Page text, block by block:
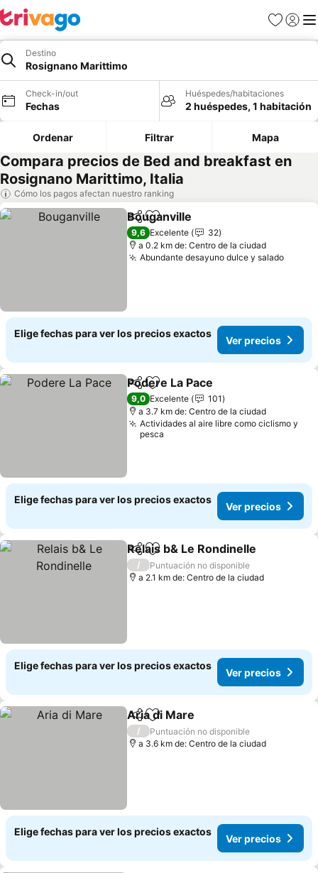
Favoritos
Iniciar
Destino
Rosignano Marittimo
Check-in/out
Fechas
Huéspedes/habitaciones
2 huéspedes, 1 habitación
Ordenar Filtrar Mapa
Compara precios de Bed and breakfast en
Rosignano Marittimo, Italia
Cómo los pagos afectan nuestro ranking
CompartirAgregar a favoritos
Bouganville
9,6 Excelente
32
a 0.2 km de: Centro de la ciudad
Abundante desayuno dulce y salado
Elige fechas para ver los precios exactos
Ver precios
CompartirAgregar a favoritos
Podere La Pace
9,0 Excelente
101
a 3.7 km de: Centro de la ciudad
Actividades al aire libre como ciclismo y
pesca
Elige fechas para ver los precios exactos
Ver precios
CompartirAgregar a favoritos
Relais b& Le Rondinelle
/
Puntuación no disponible
a 2.1 km de: Centro de la ciudad
Elige fechas para ver los precios exactos
Ver precios
CompartirAgregar a favoritos
Aria di Mare
/
Puntuación no disponible
a 3.6 km de: Centro de la ciudad
Elige fechas para ver los precios exactos
Ver precios